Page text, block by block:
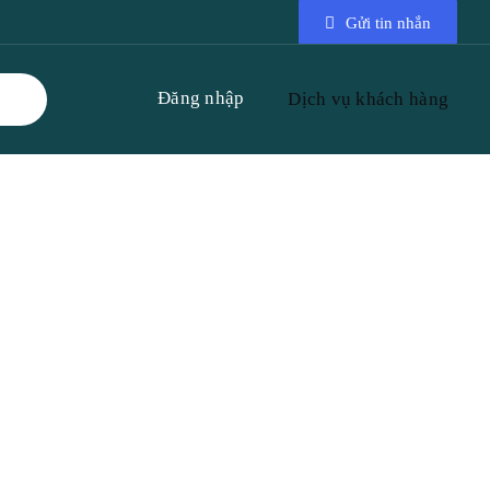
Gửi tin nhắn
Đăng nhập Dịch vụ khách hàng